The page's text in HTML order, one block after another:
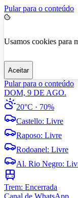
Pular para o conteúdo
Usamos cookies para
Aceitar
Pular para o conteúdo
DOM, 9 DE AGO.
20°C · 70%
Castello: Livre
Raposo: Livre
Rodoanel: Livre
Al. Rio Negro:
Trem: Encerrada
Canal de WhatsApp